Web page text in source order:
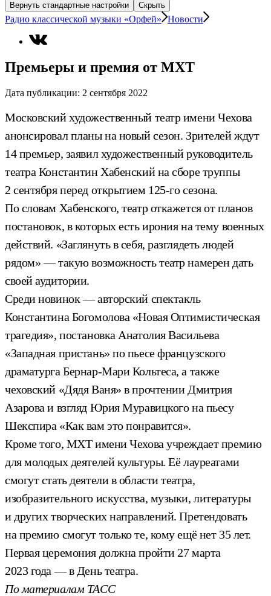
Вернуть стандартные настройки
Скрыть
Радио классической музыки «Орфей» Новости
Премьеры и премия от МХТ
Дата публикации: 2 сентября 2022
Московский художественный театр имени Чехова
анонсировал планы на новый сезон. Зрителей ждут
14 премьер, заявил художественный руководитель
театра Константин Хабенский на сборе труппы
2 сентября перед открытием 125-го сезона.
По словам Хабенского, театр откажется от планов
постановок, в которых есть ирония на тему военных
действий. «Заглянуть в себя, разглядеть людей
рядом» — такую возможность театр намерен дать
своей аудитории.
Среди новинок — авторский спектакль
Константина Богомолова «Новая Оптимистическая
трагедия», постановка Анатолия Васильева
«Западная пристань» по пьесе французского
драматурга Бернар-Мари Кольтеса, а также
чеховский «Дядя Ваня» в прочтении Дмитрия
Азарова и взгляд Юрия Муравицкого на пьесу
Шекспира «Как вам это понравится».
Кроме того, МХТ имени Чехова учреждает премию
для молодых деятелей культуры. Её лауреатами
смогут стать деятели в области театра,
изобразительного искусства, музыки, литературы
и других творческих направлений. Претендовать
на премию смогут только те, кому ещё нет 35 лет.
Первая церемония должна пройти 27 марта
2023 года — в День театра.
По материалам ТАСС